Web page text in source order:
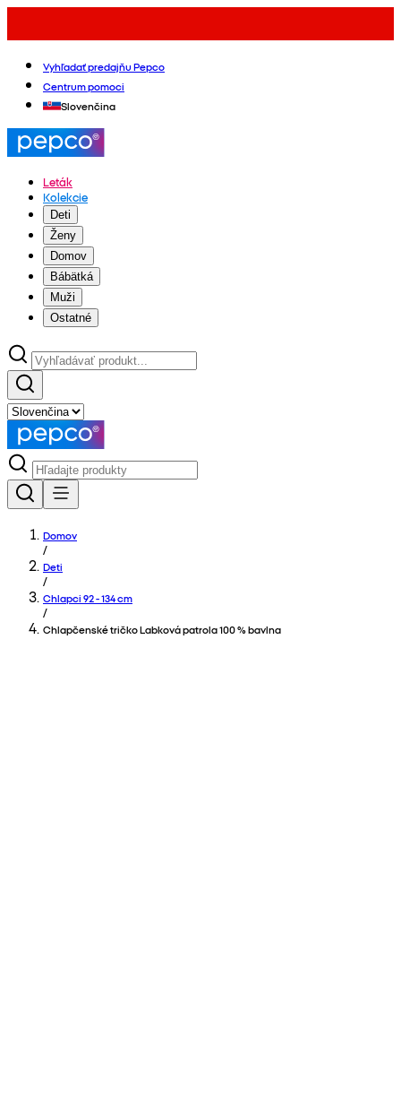
Vyhľadať predajňu Pepco
Centrum pomoci
Slovenčina
Leták
Kolekcie
Deti
Ženy
Domov
Bábätká
Muži
Ostatné
Domov
/
Deti
/
Chlapci 92 - 134 cm
/
Chlapčenské tričko Labková patrola 100 % bavlna